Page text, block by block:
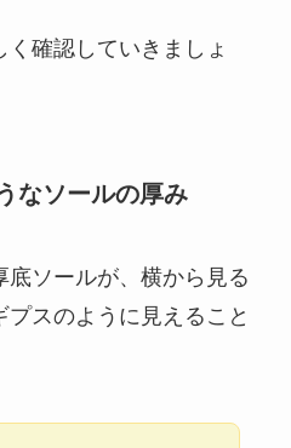
く確認していきましょ
なソールの厚み
底ソールが、横から見る
スのように見えること